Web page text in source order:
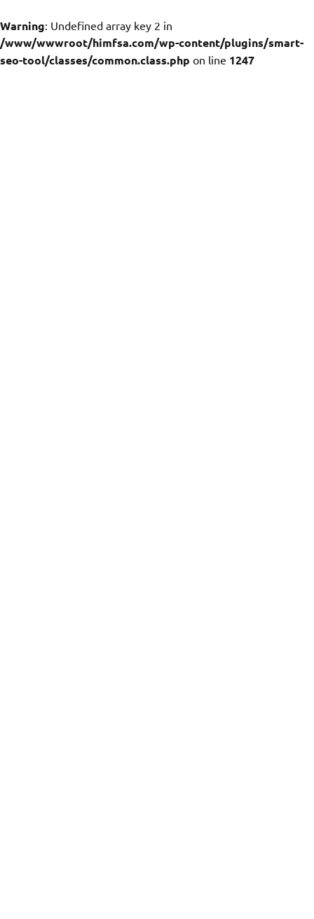
Warning: Undefined array key 2 in
/www/wwwroot/himfsa.com/wp-content/plugins/smart-
seo-tool/classes/common.class.php on line 1247